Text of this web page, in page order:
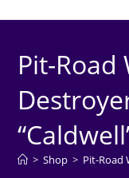
Pit-Road
> Shop > Pit-Road